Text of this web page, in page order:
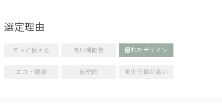
選定理由
ずっと使える 高い機能性 優れたデザイン
エコ・健康 伝統的 希少価値が高い